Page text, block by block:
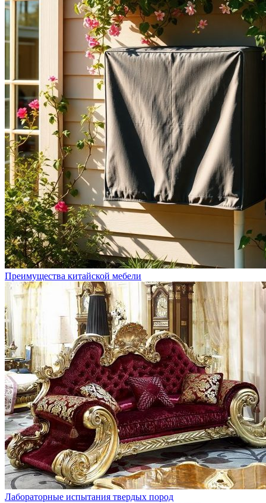
Преимущества китайской мебели
Лабораторные испытания твердых пород